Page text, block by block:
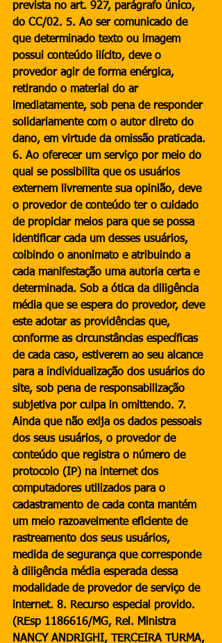
prevista no art. 927, parágrafo único,
do CC/02. 5. Ao ser comunicado de
que determinado texto ou imagem
possui conteúdo ilícito, deve o
provedor agir de forma enérgica,
retirando o material do ar
imediatamente, sob pena de responder
solidariamente com o autor direto do
dano, em virtude da omissão praticada.
6. Ao oferecer um serviço por meio do
qual se possibilita que os usuários
externem livremente sua opinião, deve
o provedor de conteúdo ter o cuidado
de propiciar meios para que se possa
identificar cada um desses usuários,
coibindo o anonimato e atribuindo a
cada manifestação uma autoria certa e
determinada. Sob a ótica da diligência
média que se espera do provedor, deve
este adotar as providências que,
conforme as circunstâncias específicas
de cada caso, estiverem ao seu alcance
para a individualização dos usuários do
site, sob pena de responsabilização
subjetiva por culpa in omittendo. 7.
Ainda que não exija os dados pessoais
dos seus usuários, o provedor de
conteúdo que registra o número de
protocolo (IP) na internet dos
computadores utilizados para o
cadastramento de cada conta mantém
um meio razoavelmente eficiente de
rastreamento dos seus usuários,
medida de segurança que corresponde
à diligência média esperada dessa
modalidade de provedor de serviço de
internet. 8. Recurso especial provido.
(REsp 1186616/MG, Rel. Ministra
NANCY ANDRIGHI, TERCEIRA TURMA,